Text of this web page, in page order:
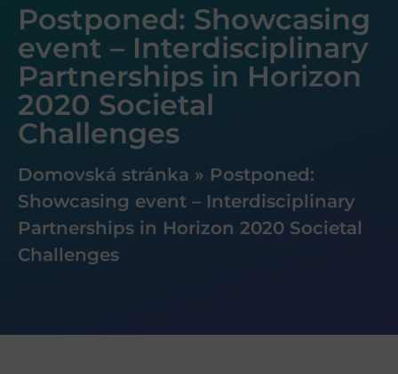
Postponed: Showcasing
event – Interdisciplinary
Partnerships in Horizon
2020 Societal
Challenges
Domovská stránka » Postponed:
Showcasing event – Interdisciplinary
Partnerships in Horizon 2020 Societal
Challenges